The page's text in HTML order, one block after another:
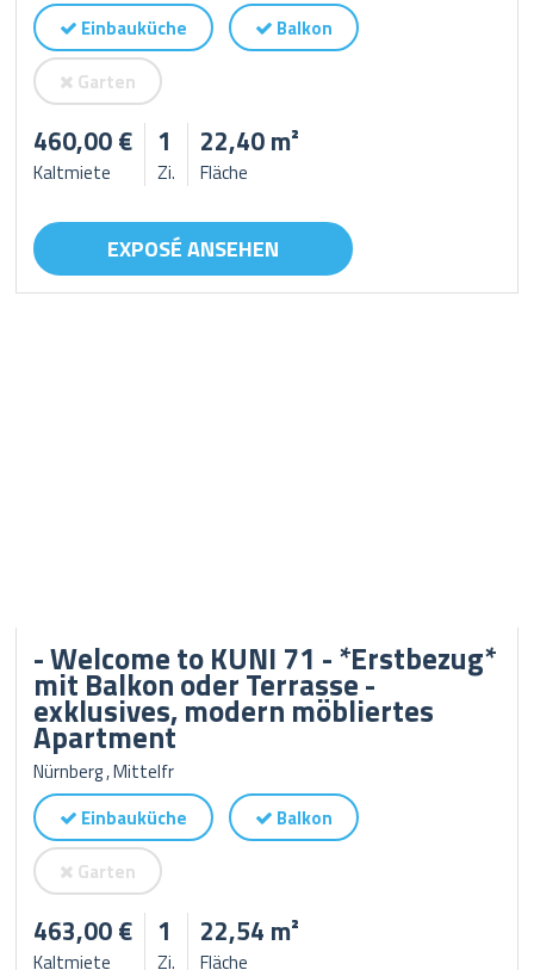
Einbauküche
Balkon
Garten
460,00 €
Kaltmiete
1
Zi.
22,40 m²
Fläche
EXPOSÉ ANSEHEN
- Welcome to KUNI 71 - *Erstbezug*
mit Balkon oder Terrasse -
exklusives, modern möbliertes
Apartment
Nürnberg , Mittelfr
Einbauküche
Balkon
Garten
463,00 €
Kaltmiete
1
Zi.
22,54 m²
Fläche